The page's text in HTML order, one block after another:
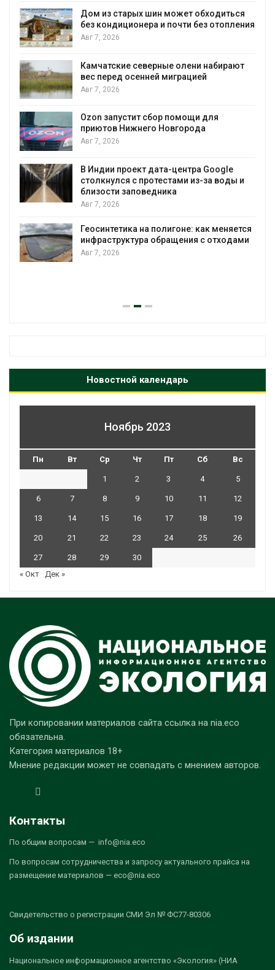
Дом из старых шин может обходиться
без кондиционера и почти без отопления
Авг 7, 2026
Камчатские северные олени набирают
вес перед осенней миграцией
Авг 7, 2026
Ozon запустит сбор помощи для
приютов Нижнего Новгорода
Авг 7, 2026
В Индии проект дата-центра Google
столкнулся с протестами из-за воды и
близости заповедника
Авг 7, 2026
Геосинтетика на полигоне: как меняется
инфраструктура обращения с отходами
Авг 7, 2026
Новостной календарь
Ноябрь 2023
Пн Вт Ср Чт Пт Сб Вс
1 2 3 4 5
6 7 8 9 10 11 12
13 14 15 16 17 18 19
20 21 22 23 24 25 26
27 28 29
30
« Окт Дек »
При копировании материалов сайта ссылка на nia.eco
обязательна.
Категория материалов 18+
Мнение редакции может не совпадать с мнением авторов.
Контакты
По общим вопросам — info@nia.eco
По вопросам сотрудничества и запросу актуального прайса на
размещение материалов — eco@nia.eco
Свидетельство о регистрации СМИ Эл № ФС77-80306
Об издании
Национальное информационное агентство «Экология» (НИА